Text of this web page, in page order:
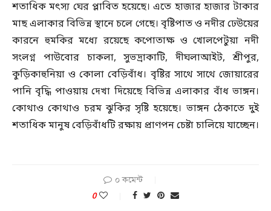
শতাধিক মৎস্য ঘের প্লাবিত হয়েছে। এতে হাজার হাজার টাকার
মাছ এলাকার বিভিন্ন স্থানে চলে গেছে। বৃষ্টিপাত ও নদীর ঢেউয়ের
কারনে হুমকির মধ্যে রয়েছে কপোতাক্ষ ও খোলপেটুয়া নদী
সংলগ্ন পাউবোর চাকলা, সুভদ্রাকাটি, দীঘলাআইট, শ্রীপুর,
কুড়িকাহুনিয়া ও কোলা বেড়িবাঁধ। বৃষ্টির সাথে সাথে জোয়ারের
পানি বৃদ্ধি পাওয়ায় দেখা দিয়েছে বিভিন্ন এলাকার বাঁধ ভাঙ্গন।
কোথাও কোথাও চরম ঝুকির সৃষ্টি হয়েছে। ভাঙ্গন ঠেকাতে দুই
শতাধিক মানুষ বেড়িবাঁধটি রক্ষায় প্রাণপন চেষ্টা চালিয়ে যাচ্ছেন।
০ কমেন্ট
0